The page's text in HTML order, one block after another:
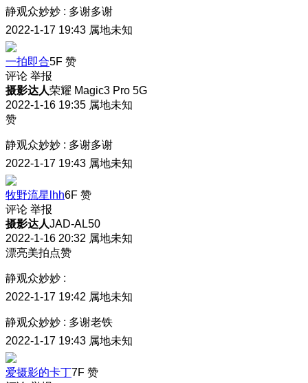
静观众妙妙 : 多谢多谢
2022-1-17 19:43 属地未知
一拍即合5F 赞
评论 举报
摄影达人荣耀 Magic3 Pro 5G
2022-1-16 19:35 属地未知
赞
静观众妙妙 : 多谢多谢
2022-1-17 19:43 属地未知
牧野流星lhh6F 赞
评论 举报
摄影达人JAD-AL50
2022-1-16 20:32 属地未知
漂亮美拍点赞
静观众妙妙 :
2022-1-17 19:42 属地未知
静观众妙妙 : 多谢老铁
2022-1-17 19:43 属地未知
爱摄影的卡丁7F 赞